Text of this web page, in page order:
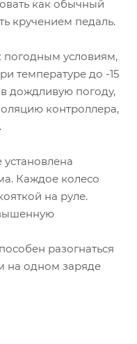
как обычный
кручением педаль.
погодным условиям,
температуре до -15
дождливую погоду,
контроллера,
Каждое колесо
на руле.
разогнаться
на одном заряде